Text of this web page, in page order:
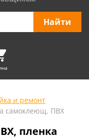
и ремонт
самоклеющ. ПВХ
пленка